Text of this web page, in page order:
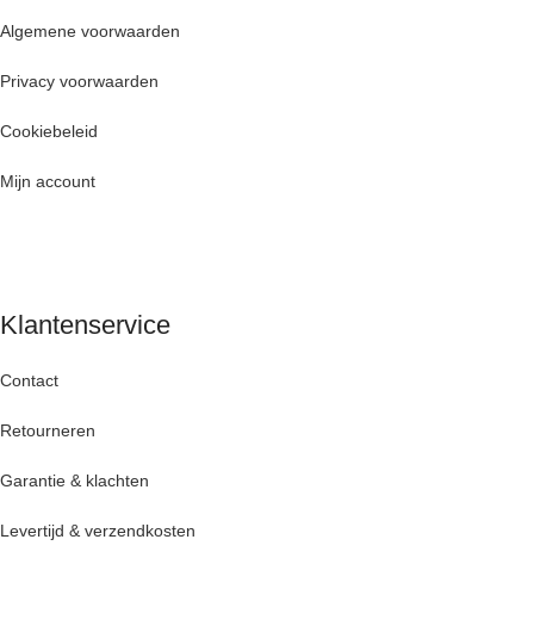
Algemene voorwaarden
Privacy voorwaarden
Cookiebeleid
Mijn account
Klantenservice
Contact
Retourneren
Garantie & klachten
Levertijd & verzendkosten